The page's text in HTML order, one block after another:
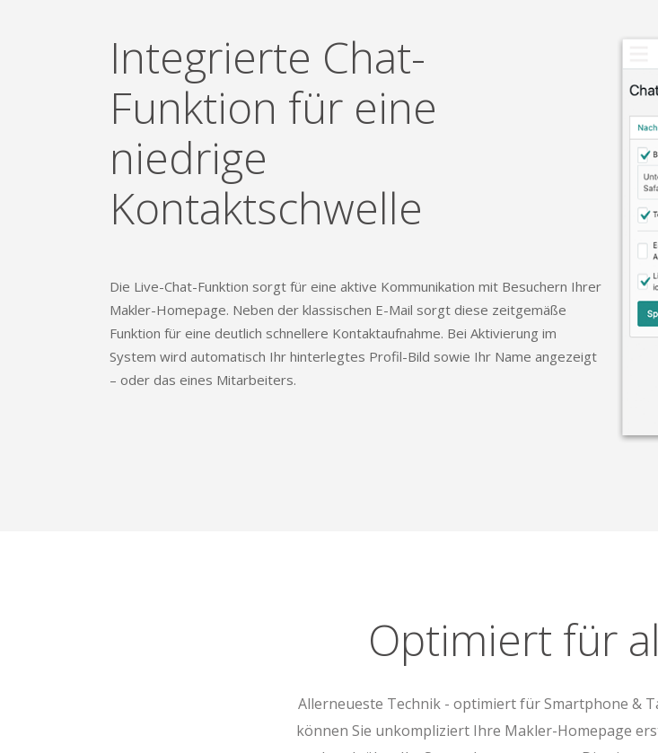
Integrierte Chat-
Funktion für eine
niedrige
Kontaktschwelle
Die Live-Chat-Funktion sorgt für eine aktive Kommunikation mit Besuchern Ihrer
Makler-Homepage. Neben der klassischen E-Mail sorgt diese zeitgemäße
Funktion für eine deutlich schnellere Kontaktaufnahme. Bei Aktivierung im
System wird automatisch Ihr hinterlegtes Profil-Bild sowie Ihr Name angezeigt
– oder das eines Mitarbeiters.
Optimiert für
Allerneueste Technik - optimiert für Smartphone &
können Sie unkompliziert Ihre Makler-Homepage